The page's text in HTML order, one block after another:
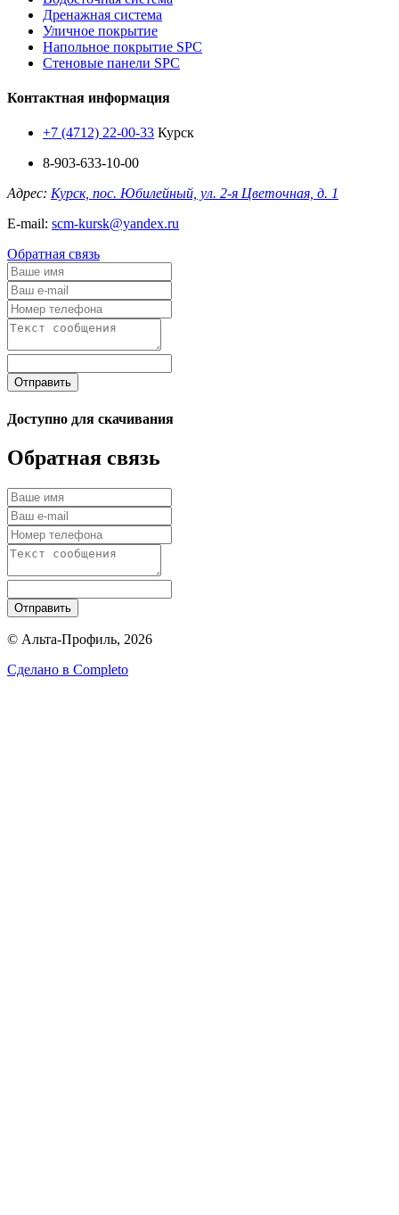
Дренажная система
Уличное покрытие
Напольное покрытие SPC
Стеновые панели SPC
Контактная информация
+7 (4712) 22-00-33 Курск
8-903-633-10-00
Адрес: Курск, пос. Юбилейный, ул. 2-я Цветочная, д. 1
E-mail: scm-kursk@yandex.ru
Обратная связь
Отправить
Доступно для скачивания
Обратная связь
Отправить
© Альта-Профиль, 2026
Сделано в Completo